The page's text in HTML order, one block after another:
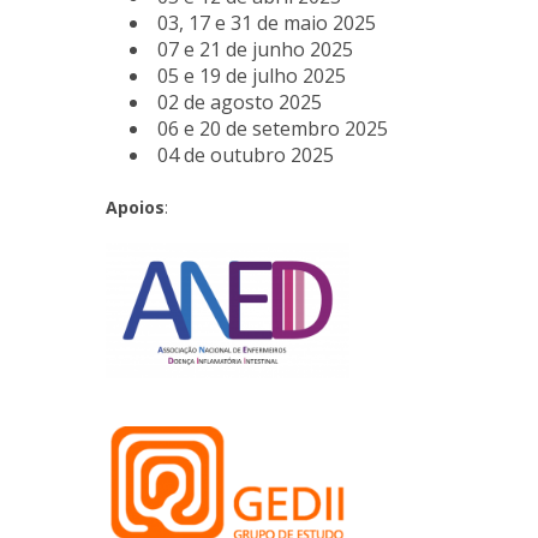
03, 17 e 31 de maio 2025
07 e 21 de junho 2025
05 e 19 de julho 2025
02 de agosto 2025
06 e 20 de setembro 2025
04 de outubro 2025
Apoios: